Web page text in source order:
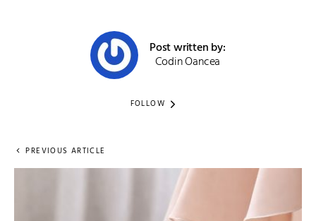
Post written by:
Codin Oancea
FOLLOW
PREVIOUS ARTICLE